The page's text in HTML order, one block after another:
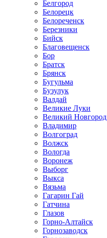
Белгород
Белорецк
Белореченск
Березники
Бийск
Благовещенск
Бор
Братск
Брянск
Бугульма
Бузулук
Валдай
Великие Луки
Великий Новгород
Владимир
Волгоград
Волжск
Вологда
Воронеж
Выборг
Выкса
Вязьма
Гагарин Гай
Гатчина
Глазов
Горно-Алтайск
Горнозаводск